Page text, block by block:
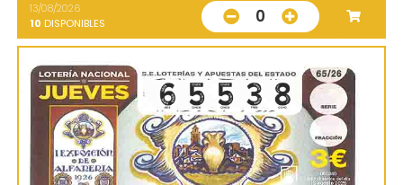
13/08/2026
10 DISPONIBLES 0